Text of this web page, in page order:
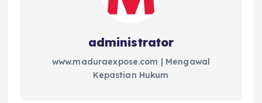
administrator
www.maduraexpose.com | Mengawal
Kepastian Hukum